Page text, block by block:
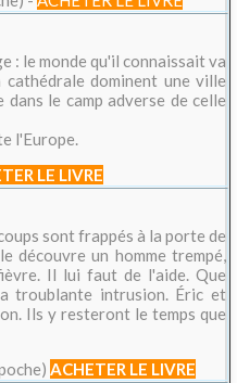
: le monde qu'il connaissait va
dominent une ville
le camp adverse de celle
l'Europe.
LE LIVRE
sont frappés à la porte de
découvre un homme trempé,
Il lui faut de l'aide. Que
troublante intrusion. Éric et
Ils y resteront le temps que
ACHETER LE LIVRE